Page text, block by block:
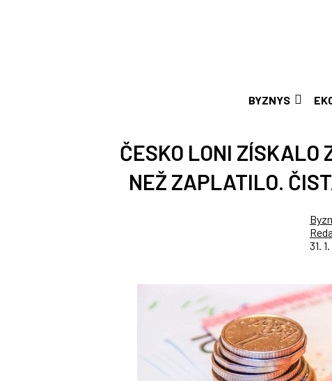
BYZNYS
ČESKO LONI ZÍSKALO
NEŽ ZAPLATILO.
31.